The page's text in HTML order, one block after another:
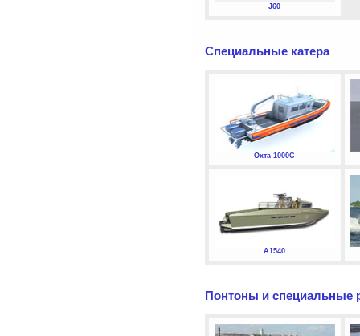
J60
Специальные катера
Охта 1000С
А1540
Понтоны и специальные